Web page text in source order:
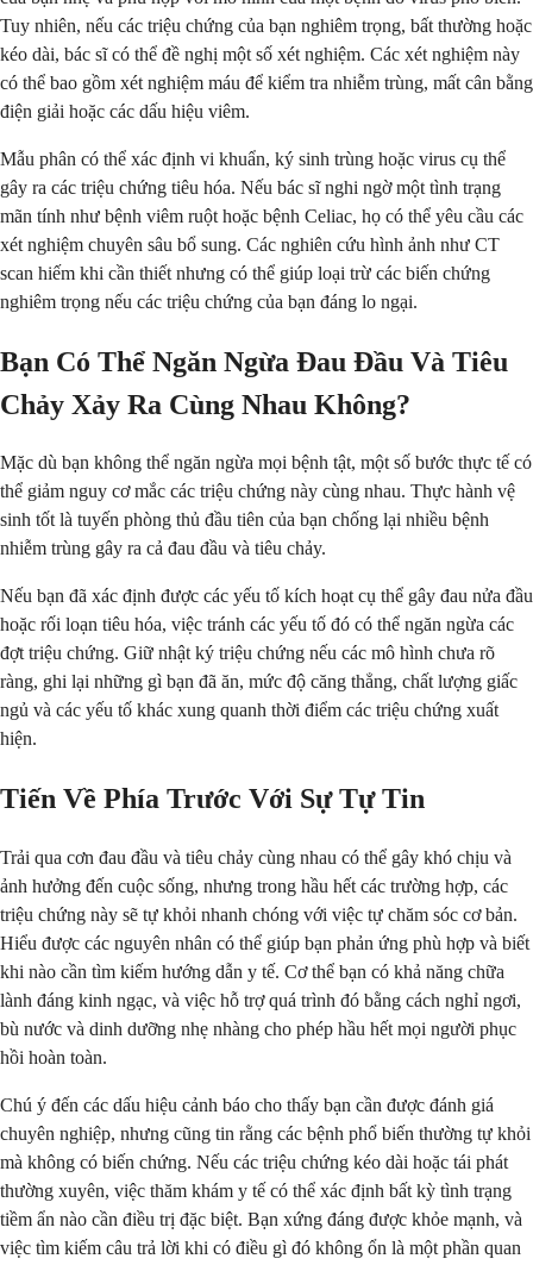
Tuy nhiên, nếu các triệu chứng của bạn nghiêm trọng, bất thường hoặc
kéo dài, bác sĩ có thể đề nghị một số xét nghiệm. Các xét nghiệm này
có thể bao gồm xét nghiệm máu để kiểm tra nhiễm trùng, mất cân bằng
điện giải hoặc các dấu hiệu viêm.
Mẫu phân có thể xác định vi khuẩn, ký sinh trùng hoặc virus cụ thể
gây ra các triệu chứng tiêu hóa. Nếu bác sĩ nghi ngờ một tình trạng
mãn tính như bệnh viêm ruột hoặc bệnh Celiac, họ có thể yêu cầu các
xét nghiệm chuyên sâu bổ sung. Các nghiên cứu hình ảnh như CT
scan hiếm khi cần thiết nhưng có thể giúp loại trừ các biến chứng
nghiêm trọng nếu các triệu chứng của bạn đáng lo ngại.
Bạn Có Thể Ngăn Ngừa Đau Đầu Và Tiêu
Chảy Xảy Ra Cùng Nhau Không?
Mặc dù bạn không thể ngăn ngừa mọi bệnh tật, một số bước thực tế có
thể giảm nguy cơ mắc các triệu chứng này cùng nhau. Thực hành vệ
sinh tốt là tuyến phòng thủ đầu tiên của bạn chống lại nhiều bệnh
nhiễm trùng gây ra cả đau đầu và tiêu chảy.
Nếu bạn đã xác định được các yếu tố kích hoạt cụ thể gây đau nửa đầu
hoặc rối loạn tiêu hóa, việc tránh các yếu tố đó có thể ngăn ngừa các
đợt triệu chứng. Giữ nhật ký triệu chứng nếu các mô hình chưa rõ
ràng, ghi lại những gì bạn đã ăn, mức độ căng thẳng, chất lượng giấc
ngủ và các yếu tố khác xung quanh thời điểm các triệu chứng xuất
hiện.
Tiến Về Phía Trước Với Sự Tự Tin
Trải qua cơn đau đầu và tiêu chảy cùng nhau có thể gây khó chịu và
ảnh hưởng đến cuộc sống, nhưng trong hầu hết các trường hợp, các
triệu chứng này sẽ tự khỏi nhanh chóng với việc tự chăm sóc cơ bản.
Hiểu được các nguyên nhân có thể giúp bạn phản ứng phù hợp và biết
khi nào cần tìm kiếm hướng dẫn y tế. Cơ thể bạn có khả năng chữa
lành đáng kinh ngạc, và việc hỗ trợ quá trình đó bằng cách nghỉ ngơi,
bù nước và dinh dưỡng nhẹ nhàng cho phép hầu hết mọi người phục
hồi hoàn toàn.
Chú ý đến các dấu hiệu cảnh báo cho thấy bạn cần được đánh giá
chuyên nghiệp, nhưng cũng tin rằng các bệnh phổ biến thường tự khỏi
mà không có biến chứng. Nếu các triệu chứng kéo dài hoặc tái phát
thường xuyên, việc thăm khám y tế có thể xác định bất kỳ tình trạng
tiềm ẩn nào cần điều trị đặc biệt. Bạn xứng đáng được khỏe mạnh, và
việc tìm kiếm câu trả lời khi có điều gì đó không ổn là một phần quan